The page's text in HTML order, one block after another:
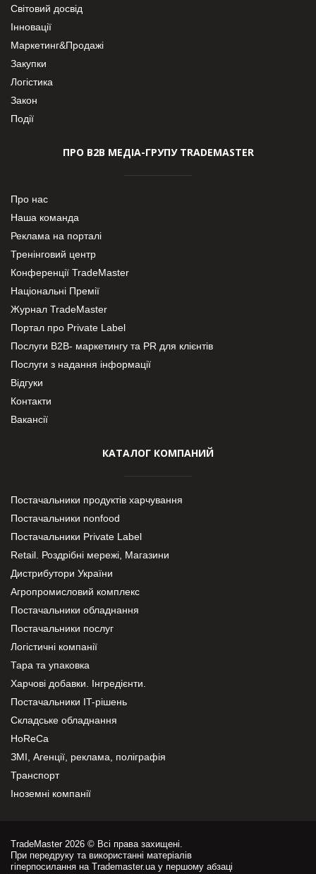
Світовий досвід
Інновації
Маркетинг&Продажі
Закупки
Логістика
Закон
Події
ПРО В2В МЕДІА-ГРУПУ TRADEMASTER
Про нас
Наша команда
Реклама на порталі
Тренінговий центр
Конференції TradeMaster
Національні Премії
Журнал TradeMaster
Портал про Private Label
Послуги В2В- маркетингу та PR для клієнтів
Послуги з надання інформації
Відгуки
Контакти
Вакансії
КАТАЛОГ КОМПАНИЙ
Постачальники продуктів харчування
Постачальники nonfood
Постачальники Private Label
Retail. Роздрібні мережі, Магазини
Дистрибутори України
Агропромисловий комплекс
Постачальники обладнання
Постачальники послуг
Логістичні компанії
Тара та упаковка
Харчові добавки. Інгредієнти.
Постачальники IT-рішень
Складське обладнання
HoReCa
ЗМІ, Агенції, реклама, поліграфія
Транспорт
Іноземні компанії
TradeMaster 2026 © Всі права захищені.
При передруку та використанні матеріалів
гіперпосилання на Trademaster.ua у першому абзаці